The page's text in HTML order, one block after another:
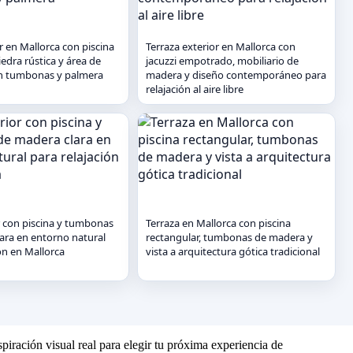
en Mallorca con piscina
rústica y área de
tumbonas y palmera
Terraza exterior en Mallorca con
jacuzzi empotrado, mobiliario de
madera y diseño contemporáneo para
relajación al aire libre
piscina y tumbonas
en entorno natural
en Mallorca
Terraza en Mallorca con piscina
rectangular, tumbonas de madera y
vista a arquitectura gótica tradicional
visual real para elegir tu próxima experiencia de